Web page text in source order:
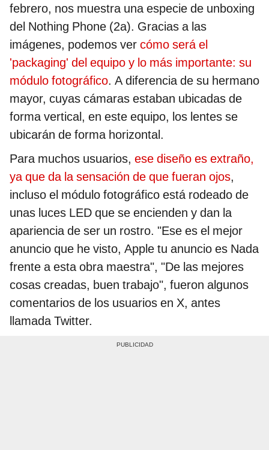
febrero, nos muestra una especie de unboxing
del Nothing Phone (2a). Gracias a las
imágenes, podemos ver cómo será el
'packaging' del equipo y lo más importante: su
módulo fotográfico. A diferencia de su hermano
mayor, cuyas cámaras estaban ubicadas de
forma vertical, en este equipo, los lentes se
ubicarán de forma horizontal.
Para muchos usuarios, ese diseño es extraño,
ya que da la sensación de que fueran ojos,
incluso el módulo fotográfico está rodeado de
unas luces LED que se encienden y dan la
apariencia de ser un rostro. "Ese es el mejor
anuncio que he visto, Apple tu anuncio es Nada
frente a esta obra maestra", "De las mejores
cosas creadas, buen trabajo", fueron algunos
comentarios de los usuarios en X, antes
llamada Twitter.